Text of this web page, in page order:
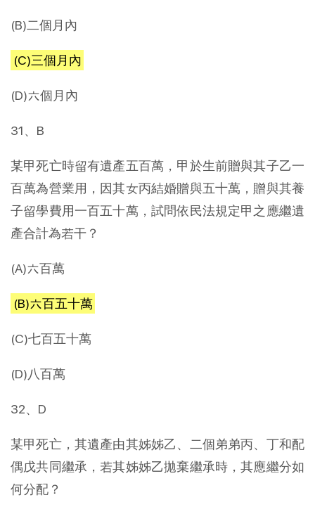
(B)二個月內
(C)三個月內
(D)六個月內
31、B
某甲死亡時留有遺產五百萬，甲於生前贈與其子乙一
百萬為營業用，因其女丙結婚贈與五十萬，贈與其養
子留學費用一百五十萬，試問依民法規定甲之應繼遺
產合計為若干？
(A)六百萬
(B)六百五十萬
(C)七百五十萬
(D)八百萬
32、D
某甲死亡，其遺產由其姊姊乙、二個弟弟丙、丁和配
偶戊共同繼承，若其姊姊乙拋棄繼承時，其應繼分如
何分配？